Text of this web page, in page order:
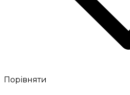
Порівняти